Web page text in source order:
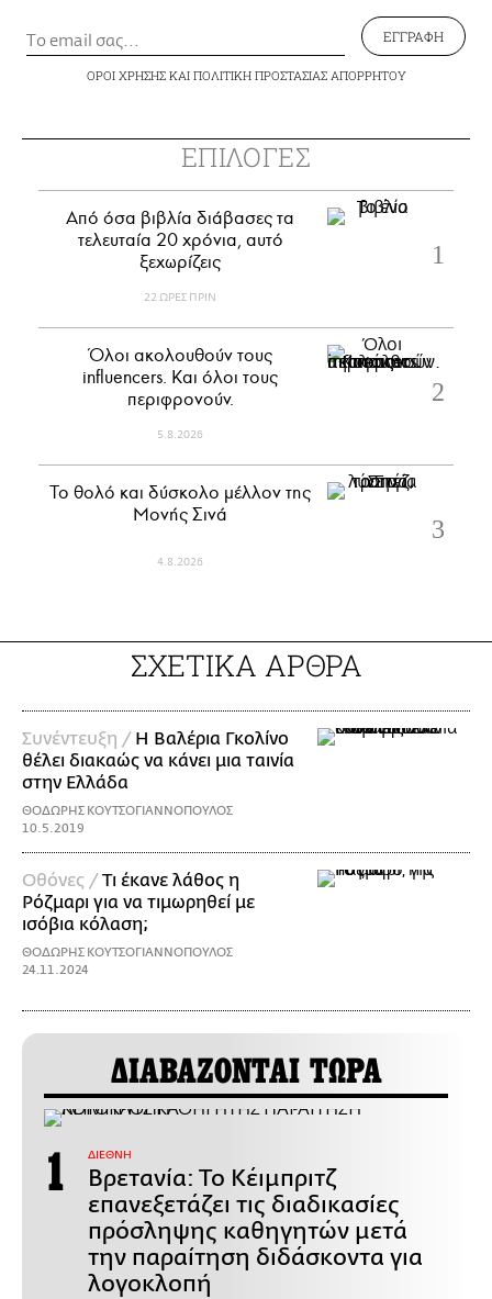
ΕΓΓΡΑΦΗ
ΟΡΟΙ ΧΡΗΣΗΣΚΑΙ ΠΟΛΙΤΙΚΗ ΠΡΟΣΤΑΣΙΑΣ ΑΠΟΡΡΗΤΟΥ
ΕΠΙΛΟΓΕΣ
Από όσα βιβλία διάβασες τα
τελευταία 20 χρόνια, αυτό
ξεχωρίζεις
22 ΩΡΕΣ ΠΡΙΝ
Όλοι ακολουθούν τους
influencers. Και όλοι τους
περιφρονούν.
5.8.2026
Το θολό και δύσκολο μέλλον της
Μονής Σινά
4.8.2026
ΣΧΕΤΙΚΑ ΑΡΘΡΑ
Συνέντευξη / Η Βαλέρια Γκολίνο
θέλει διακαώς να κάνει μια ταινία
στην Ελλάδα
ΘΟΔΩΡΗΣ ΚΟΥΤΣΟΓΙΑΝΝΟΠΟΥΛΟΣ
10.5.2019
Οθόνες /Τι έκανε λάθος η
Ρόζμαρι για να τιμωρηθεί με
ισόβια κόλαση;
ΘΟΔΩΡΗΣ ΚΟΥΤΣΟΓΙΑΝΝΟΠΟΥΛΟΣ
24.11.2024
ΔΙΑΒΑΖΟΝΤΑΙ ΤΩΡΑ
ΔΙΕΘΝΗ
Βρετανία: Το Κέιμπριτζ
επανεξετάζει τις διαδικασίες
πρόσληψης καθηγητών μετά
την παραίτηση διδάσκοντα για
λογοκλοπή